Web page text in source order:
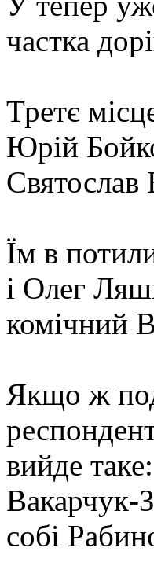
частка
Третє
Юрій
Їм в
і Олег
комічний
Якщо ж
вийде
Вакарчук-
собі